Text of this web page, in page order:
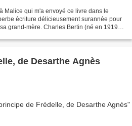
Malice qui m'a envoyé ce livre dans le
écriture délicieusement surannée pour
grand-mère. Charles Bertin (né en 1919)
de Desarthe Agnès